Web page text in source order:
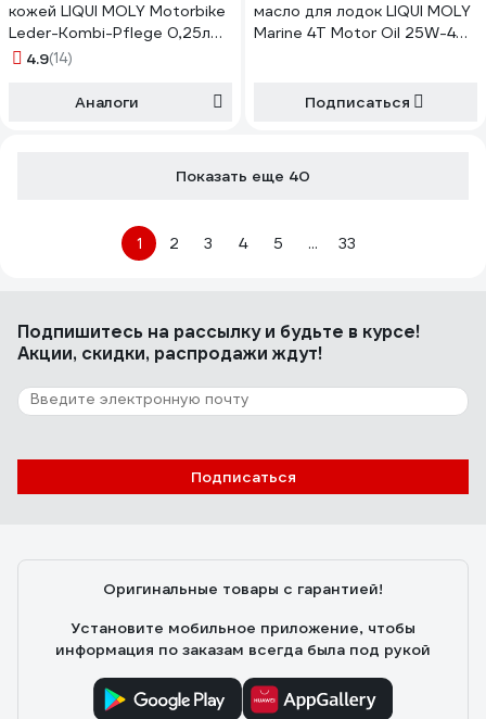
кожей LIQUI MOLY Motorbike
Leder-Kombi-Pflege 0,25л
1601
4.9(14)
Аналоги
масло для лодок LIQUI MOLY
Marine 4T Motor Oil 25W-40
Подписаться
Показать еще 40
1 2 3 4 5 ... 33
Подпишитесь на рассылкуи будьте в курсе!
Акции, скидки, распродажи ждут!
Подписаться
Оригинальные товары с гарантией!
Установите мобильное приложение, чтобы
информация по заказам всегда была под рукой